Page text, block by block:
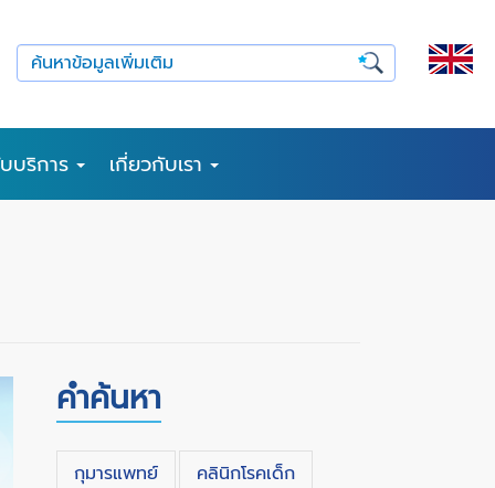
บริการ เกี่ยวกับเรา
คำค้นหา
กุมารแพทย์
คลินิกโรคเด็ก